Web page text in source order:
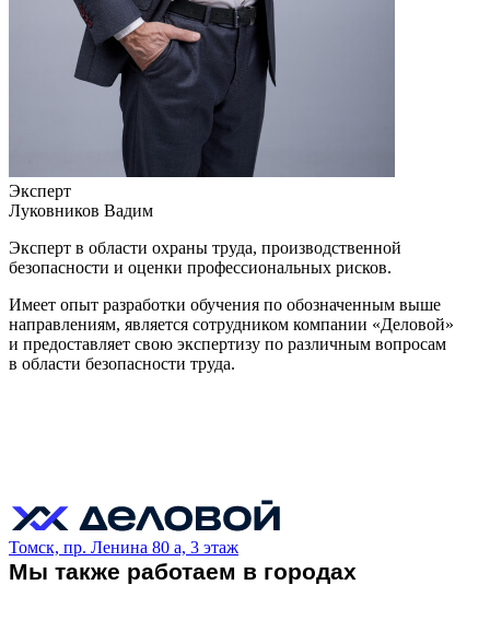
Эксперт
Луковников Вадим
Эксперт в области охраны труда, производственной
безопасности и оценки профессиональных рисков.
Имеет опыт разработки обучения по обозначенным выше
направлениям, является сотрудником компании «Деловой»
и предоставляет свою экспертизу по различным вопросам
в области безопасности труда.
Томск, пр. Ленина 80 а, 3 этаж
Мы также работаем в городах